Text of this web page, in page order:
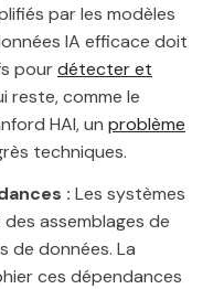
par les modèles
IA efficace doit
pourdétecter et
reste, comme le
HAI, un problème
techniques.
: Les systèmes
assemblages de
de données. La
ces dépendances